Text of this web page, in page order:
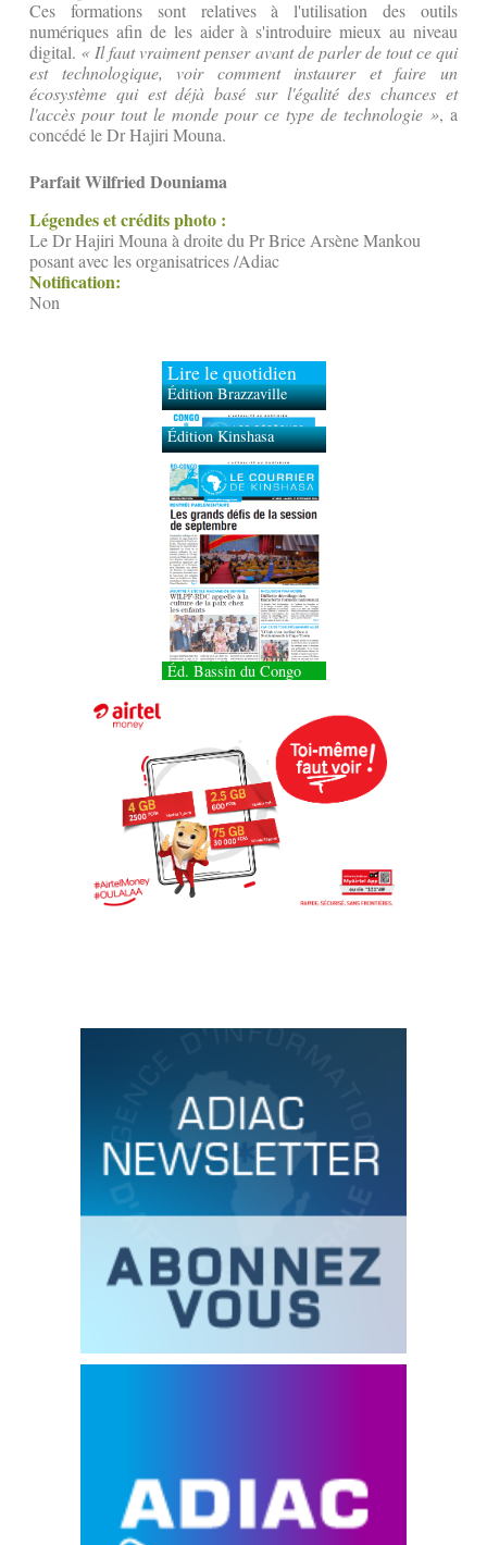
Ces formations sont relatives à l'utilisation des outils
numériques afin de les aider à s'introduire mieux au niveau
digital. « Il faut vraiment penser avant de parler de tout ce qui
est technologique, voir comment instaurer et faire un
écosystème qui est déjà basé sur l'égalité des chances et
l'accès pour tout le monde pour ce type de technologie », a
concédé le Dr Hajiri Mouna.
Parfait Wilfried Douniama
Légendes et crédits photo :
Le Dr Hajiri Mouna à droite du Pr Brice Arsène Mankou
posant avec les organisatrices /Adiac
Notification:
Non
Lire le quotidien
Édition Brazzaville
Édition Kinshasa
Éd. Bassin du Congo